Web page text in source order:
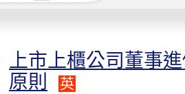
上市上櫃公司董事
原則
英